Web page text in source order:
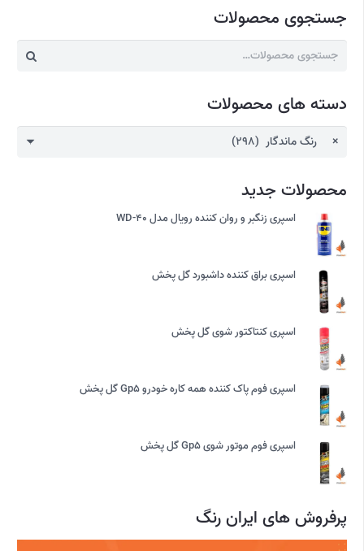
جستجوی محصولات
جستجو
دسته های محصولات
× رنگ ماندگار (298)
محصولات جدید
اسپری زنگبر و روان کننده رویال مدل WD-40
اسپری براق کننده داشبورد گل پخش
اسپری کنتاکتور شوی گل پخش
اسپری فوم پاک کننده همه کاره خودرو Gp5 گل پخش
اسپری فوم موتور شوی Gp5 گل پخش
پرفروش های ایران رنگ